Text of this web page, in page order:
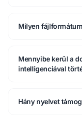
Milyen
Mennyibe kerül a
intelligenciával
Hány nyelvet